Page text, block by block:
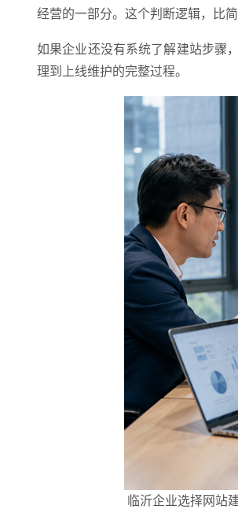
经营的一部分。这个判断逻辑，比
如果企业还没有系统了解建站步骤
理到上线维护的完整过程。
临沂企业选择网站